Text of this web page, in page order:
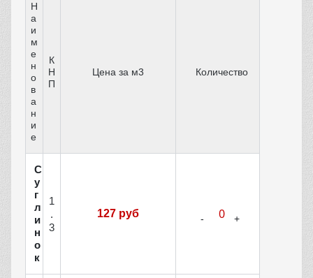
Н
а
и
м
е
н
о
в
а
н
и
е
К
Н
П
Цена за м3 Количество
С
у
г
л
и
н
о
к
1
.
3
127 руб